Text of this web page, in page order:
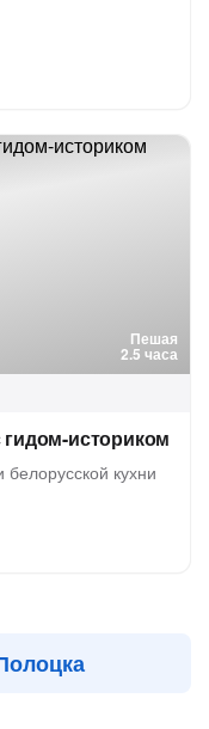
Пешая
2.5 часа
историком
кухни